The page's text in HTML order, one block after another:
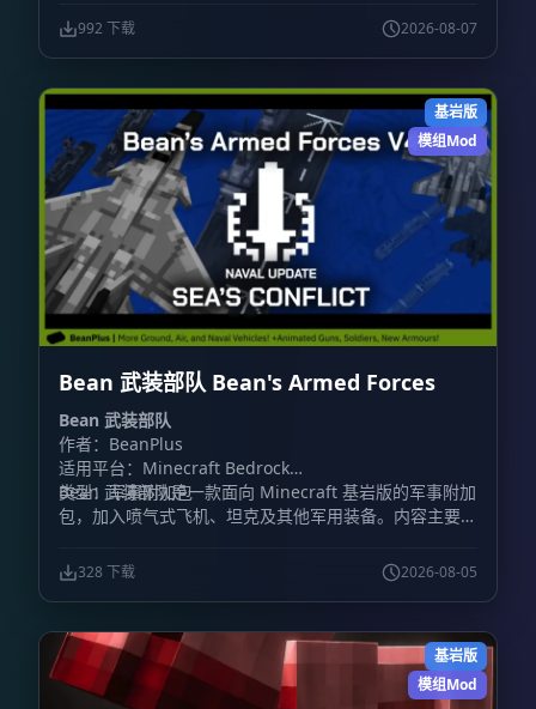
992 下载 2026-08-07
基岩版
模组Mod
Bean 武装部队 Bean's Armed Forces
Bean 武装部队
作者：BeanPlus
适用平台：Minecraft Bedrock
类型：军事附加包
Bean 武装部队是一款面向 Minecraft 基岩版的军事附加
包，加入喷气式飞机、坦克及其他军用装备。内容主要围
炮、防毒面具、枪械等地面装备。
328 下载 2026-08-05
基岩版
模组Mod